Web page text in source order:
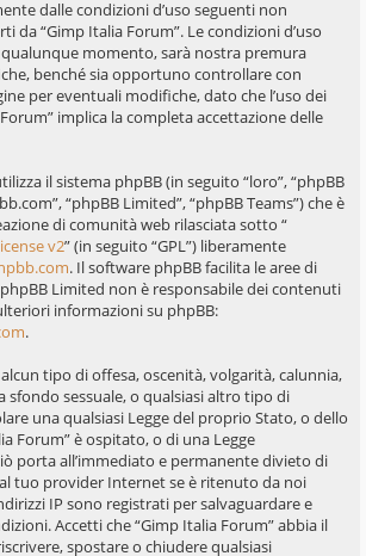
dalle condizioni d’uso seguenti non
da “Gimp Italia Forum”. Le condizioni d’uso
momento, sarà nostra premura
benché sia opportuno controllare con
per eventuali modifiche, dato che l’uso dei
implica la completa accettazione delle
il sistema phpBB (in seguito “loro”, “phpBB
“phpBB Limited”, “phpBB Teams”) che è
di comunità web rilasciata sotto “
v2” (in seguito “GPL”) liberamente
. Il software phpBB facilita le aree di
Limited non è responsabile dei contenuti
informazioni su phpBB:
.
tipo di offesa, oscenità, volgarità, calunnia,
sfondo sessuale, o qualsiasi altro tipo di
una qualsiasi Legge del proprio Stato, o dello
Forum” è ospitato, o di una Legge
porta all’immediato e permanente divieto di
tuo provider Internet se è ritenuto da noi
IP sono registrati per salvaguardare e
Accetti che “Gimp Italia Forum” abbia il
spostare o chiudere qualsiasi